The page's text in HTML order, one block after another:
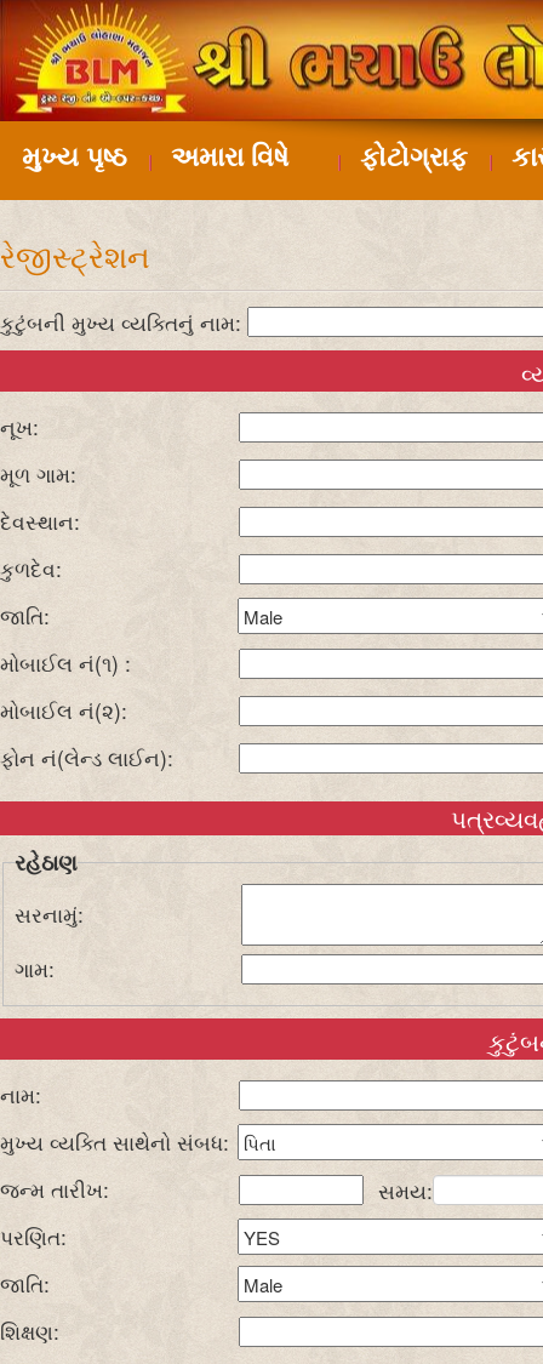
મુખ્ય પૃષ્ઠ અમારા વિષે ફોટોગ્રાફ
રેજીસ્ટ્રેશન
કુટુંબની મુખ્ય વ્યક્તિનું નામ:
નૂખ:
મૂળ ગામ:
દેવસ્થાન:
કુળદેવ:
જાતિ:
મોબાઈલ નં(૧) :
મોબાઈલ નં(૨):
ફોન નં(લેન્ડ લાઈન):
રહેઠાણ
સરનામું:
ગામ:
નામ:
મુખ્ય વ્યક્તિ સાથેનો સંબધ:
જન્મ તારીખ:
સમય:
પરણિત:
જાતિ:
શિક્ષણ: